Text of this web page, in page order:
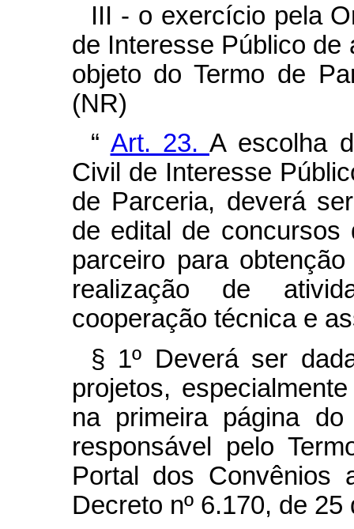
III - o exercício pela
de Interesse Público de
objeto do Termo de
(NR)
“ Art. 23.A escolha
Civil de Interesse
de Parceria, deverá
de edital de concursos
parceiro para
realização de
cooperação técnica e
§ 1º Deverá ser
projetos,
na primeira página
responsável pelo
Portal dos
Decreto nº 6.170, de